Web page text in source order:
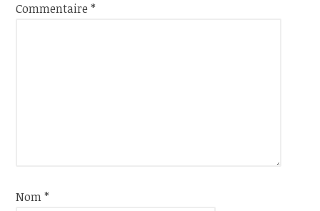
Commentaire*
Nom*